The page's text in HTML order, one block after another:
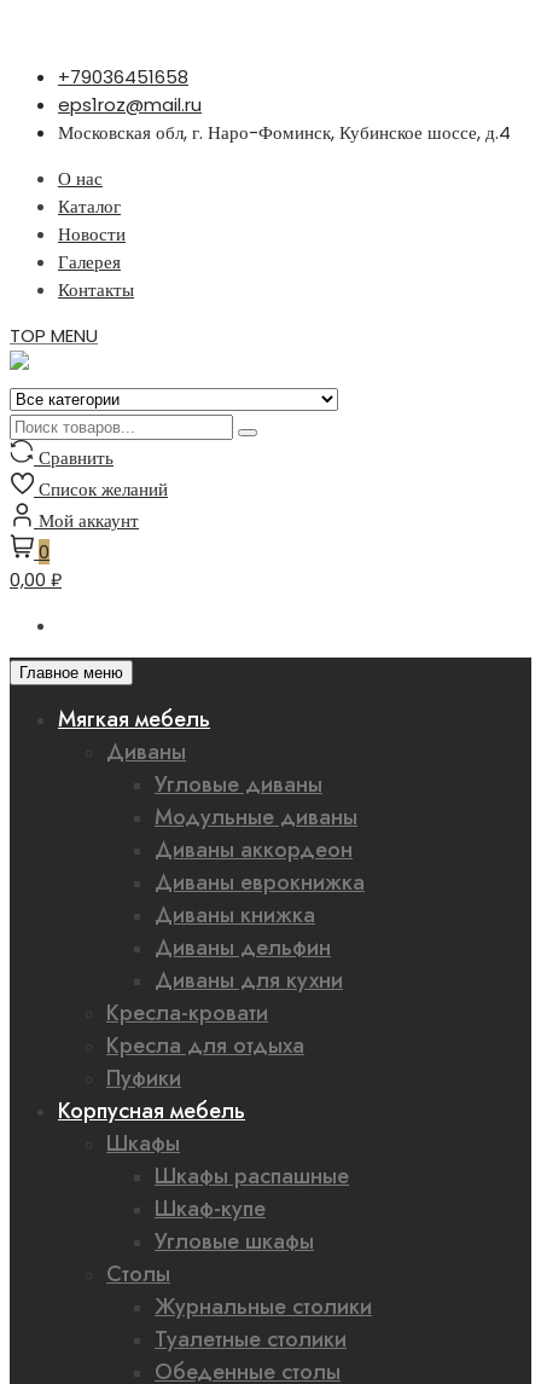
Перейти
содержимому
+79036451658
eps1roz@mail.ru
Московская обл, г. Наро-Фоминск, Кубинское шоссе, д.4
О нас
Каталог
Новости
Галерея
Контакты
TOP MENU
Сравнить
Список желаний
Мой аккаунт
0
0,00 ₽
Главное меню
Мягкая мебель
Диваны
Угловые диваны
Модульные диваны
Диваны аккордеон
Диваны еврокнижка
Диваны книжка
Диваны дельфин
Диваны для кухни
Кресла-кровати
Кресла для отдыха
Пуфики
Корпусная мебель
Шкафы
Шкафы распашные
Шкаф-купе
Угловые шкафы
Столы
Журнальные столики
Туалетные столики
Обеденные столы